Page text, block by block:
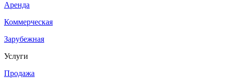
Аренда
Коммерческая
Зарубежная
Услуги
Продажа